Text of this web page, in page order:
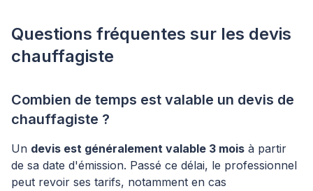
Questions fréquentes sur les devis
chauffagiste
Combien de temps est valable un devis de
chauffagiste ?
Un devis est généralement valable 3 mois à partir
de sa date d'émission. Passé ce délai, le professionnel
peut revoir ses tarifs, notamment en cas